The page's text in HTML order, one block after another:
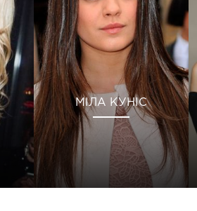
МІЛА КУНІС